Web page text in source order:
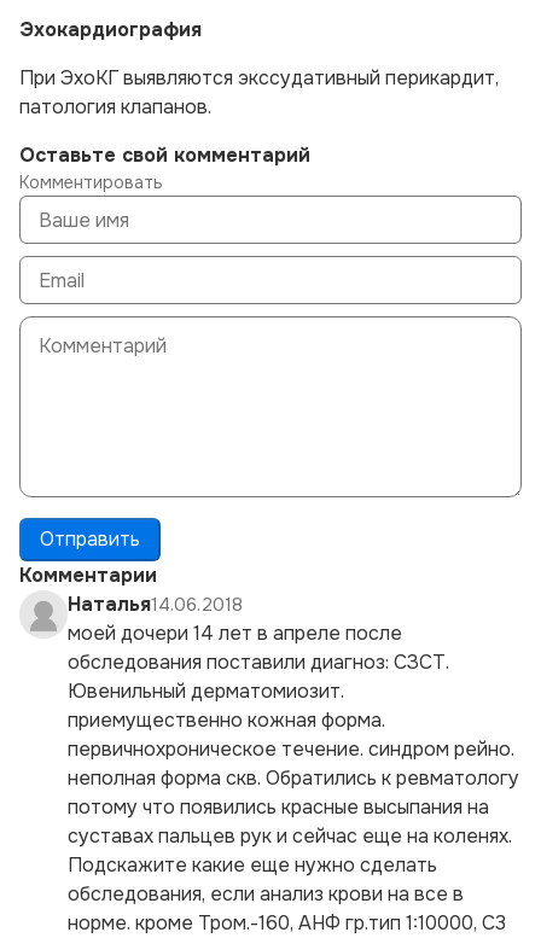
Эхокардиография
При ЭхоКГ выявляются экссудативный перикардит,
патология клапанов.
Оставьте свой комментарий
Комментировать
Отправить
Комментарии
Наталья14.06.2018
моей дочери 14 лет в апреле после
обследования поставили диагноз: СЗСТ.
Ювенильный дерматомиозит.
приемущественно кожная форма.
первичнохроническое течение. синдром рейно.
неполная форма скв. Обратились к ревматологу
потому что появились красные высыпания на
суставах пальцев рук и сейчас еще на коленях.
Подскажите какие еще нужно сделать
обследования, если анализ крови на все в
норме. кроме Тром.-160, АНФ гр.тип 1:10000, С3